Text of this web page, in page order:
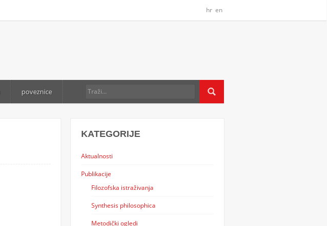
hr en
poveznice
KATEGORIJE
Aktualnosti
Publikacije
Filozofska istraživanja
Synthesis philosophica
Metodički ogledi